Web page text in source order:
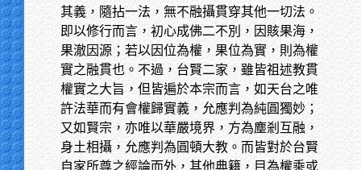
其義，隨拈一法，無不融攝貫穿其他一切法。
即以修行而言，初心成佛二不別，因賅果海，
果澈因源；若以因位為權，果位為實，則為權
實之融貫也。不過，台賢二家，雖皆祖述教貫
權實之大旨，但皆遍於本宗而言，如天台之唯
許法華而有會權歸實義，允應判為純圓獨妙；
又如賢宗，亦唯以華嚴境界，方為塵剎互融，
身土相攝，允應判為圓頓大教。而皆對於台賢
自家所尊之經論而外，其他典籍，目為權乘或